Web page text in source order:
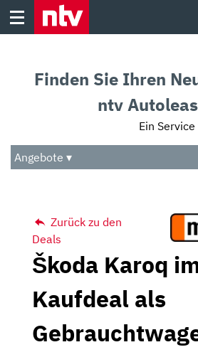
Skip
Audio
Das Beste
Finden Sie Ihren
ntv
Ein Service
Angebote ▾
Zurück zu den
Deals
Škoda Karoq
Kaufdeal als